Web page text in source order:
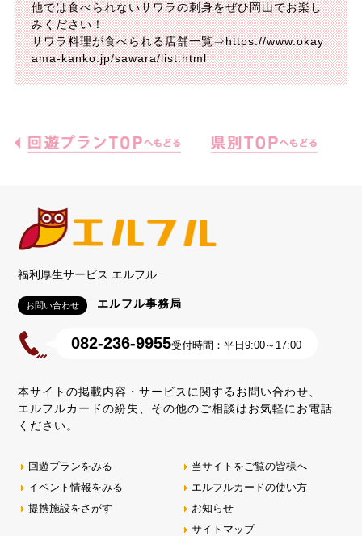
他では食べられないサワラの刺身をぜひ岡山でお楽し
みください！
サワラ料理が食べられる店舗一覧⇒https://www.okay
ama-kanko.jp/sawara/list.html
福利厚生サービス エルフル
お問い合わせ エルフル事務局
082-236-9955受付時間：平日9:00～17:00
本サイトの掲載内容・サービスに関するお問い合わせ、
エルフルカードの紛失、その他のご相談はお気軽にお電話
ください。
回遊プランをみる
イベント情報をみる
提携施設をさがす
当サイトをご覧の皆様へ
エルフルカードの使い方
お知らせ
サイトマップ